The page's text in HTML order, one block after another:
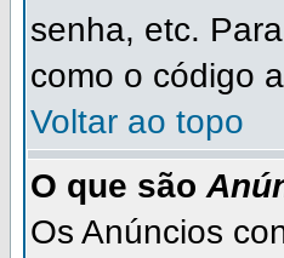
senha, etc.
como o código
Voltar ao topo
O que são
Os Anúncios